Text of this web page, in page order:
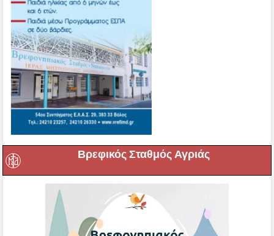
Βρεφικός Σταθμός Αγριάς